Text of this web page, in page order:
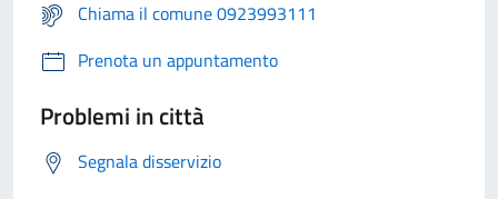
Chiama il comune 0923993111
Prenota un appuntamento
Problemi in città
Segnala disservizio